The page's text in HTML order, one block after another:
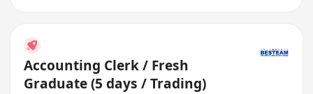
Accounting Clerk / Fresh
Graduate (5 days / Trading)